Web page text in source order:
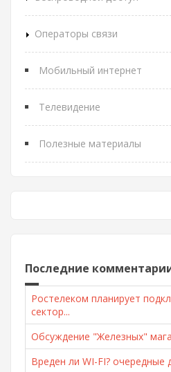
Операторы связи
Мобильный интернет
Телевидение
Полезные материалы
Последние
Ростелеком планирует
сектор...
Обсуждение "Железных"
Вреден ли WI-FI? очередные